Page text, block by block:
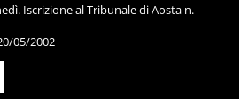
Iscrizione al Tribunale di Aosta n.
05/2002